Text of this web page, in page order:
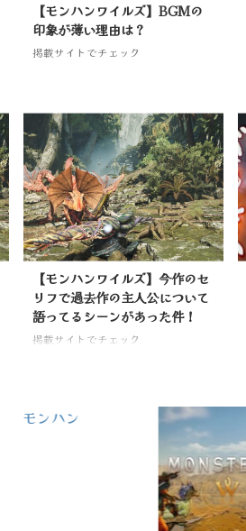
【モンハンワイルズ】BGMの
印象が薄い理由は？
掲載サイトでチェック
【モンハンワイルズ】今作のセ
リフで過去作の主人公について
語ってるシーンがあった件！
掲載サイトでチェック